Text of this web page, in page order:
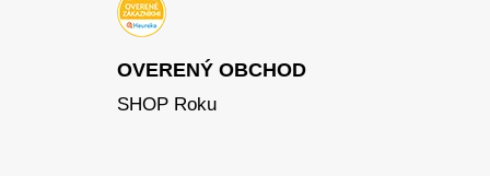
OVERENÝ OBCHOD
SHOP Roku